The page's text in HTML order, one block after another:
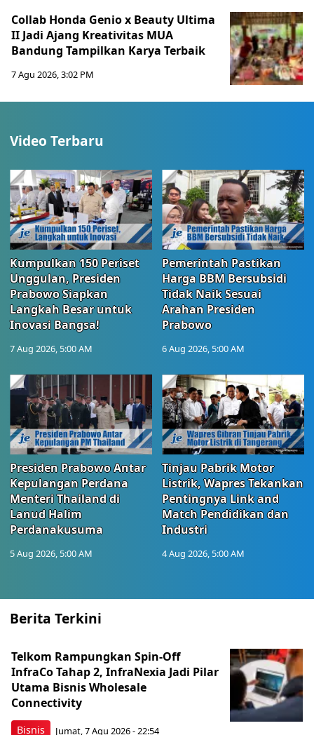
Collab Honda Genio x Beauty Ultima
II Jadi Ajang Kreativitas MUA
Bandung Tampilkan Karya Terbaik
7 Agu 2026, 3:02 PM
Video Terbaru
Kumpulkan 150 Periset
Unggulan, Presiden
Prabowo Siapkan
Langkah Besar untuk
Inovasi Bangsa!
7 Aug 2026, 5:00 AM
Pemerintah Pastikan
Harga BBM Bersubsidi
Tidak Naik Sesuai
Arahan Presiden
Prabowo
6 Aug 2026, 5:00 AM
Presiden Prabowo Antar
Kepulangan Perdana
Menteri Thailand di
Lanud Halim
Perdanakusuma
5 Aug 2026, 5:00 AM
Tinjau Pabrik Motor
Listrik, Wapres Tekankan
Pentingnya Link and
Match Pendidikan dan
Industri
4 Aug 2026, 5:00 AM
Berita Terkini
Bisnis
Telkom Rampungkan Spin-Off
InfraCo Tahap 2, InfraNexia Jadi Pilar
Utama Bisnis Wholesale
Connectivity
Jumat, 7 Agu 2026 - 22:54